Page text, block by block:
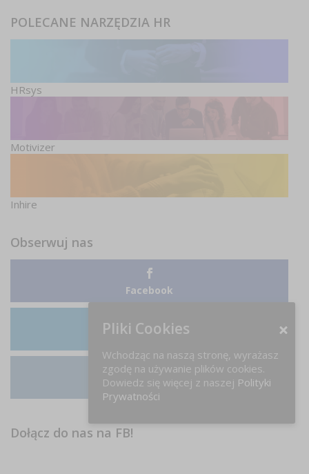
POLECANE NARZĘDZIA HR
HRsys
Motivizer
Inhire
Obserwuj nas
Facebook
LinkedIn
Instagram
Dołącz do nas na FB!
Pliki Cookies
Wchodząc na naszą stronę, wyrażasz
zgodę na używanie plików cookies.
Dowiedz się więcej z naszej Polityki
Prywatności